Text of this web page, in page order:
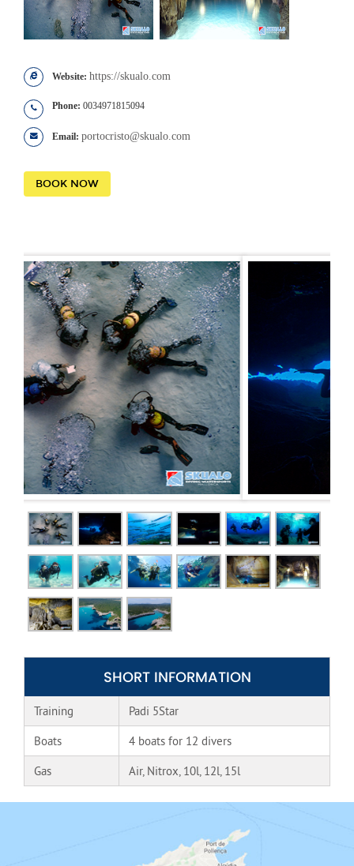
Website: https://skualo.com
Phone: 0034971815094
Email: portocristo@skualo.com
BOOK NOW
SHORT INFORMATION
Training
Padi 5Star
Boats
4 boats for 12 divers
Gas
Air, Nitrox, 10l, 12l, 15l